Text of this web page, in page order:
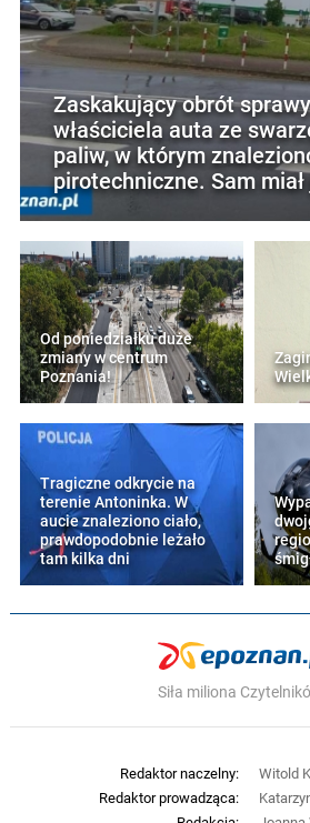
Zaskakujący obrót
właściciela auta ze
paliw, w którym
pirotechniczne. Sam miał
Od poniedziałku duże
zmiany w centrum
Poznania!
Tragiczne odkrycie na
terenie Antoninka. W
aucie znaleziono ciało,
prawdopodobnie leżało
tam kilka dni
Siła miliona
Redaktor naczelny:
Witold
Redaktor prowadząca: